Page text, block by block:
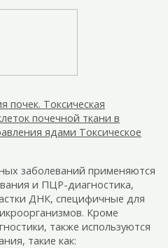
почек. Токсическая
почечной ткани в
ядами Токсическое
заболеваний применяются
и ПЦР-диагностика,
ДНК, специфичные для
Кроме
также используются
такие как: